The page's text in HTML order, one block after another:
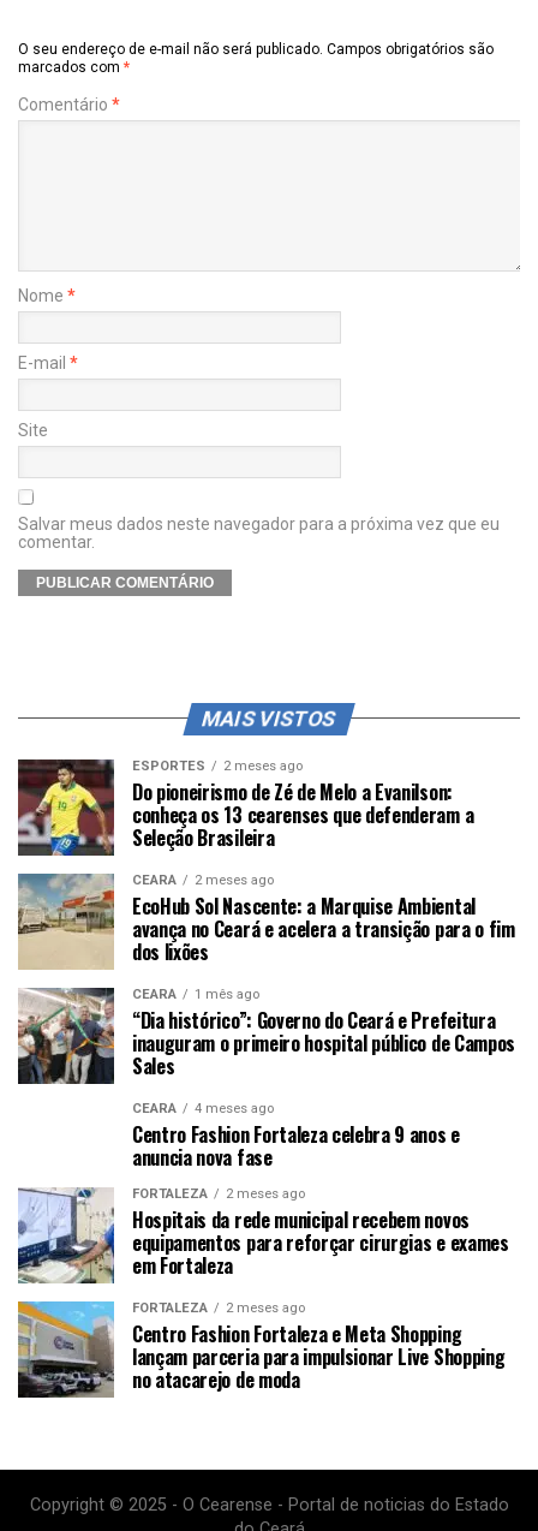
O seu endereço de e-mail não será publicado. Campos obrigatórios são
marcados com *
Comentário *
Nome *
E-mail *
Site
Salvar meus dados neste navegador para a próxima vez que eu
comentar.
MAIS VISTOS
ESPORTES 2 meses ago
Do pioneirismo de Zé de Melo a Evanilson:
conheça os 13 cearenses que defenderam a
Seleção Brasileira
CEARÁ 2 meses ago
EcoHub Sol Nascente: a Marquise Ambiental
avança no Ceará e acelera a transição para o fim
dos lixões
CEARÁ 1 mês ago
“Dia histórico”: Governo do Ceará e Prefeitura
inauguram o primeiro hospital público de Campos
Sales
CEARÁ 4 meses ago
Centro Fashion Fortaleza celebra 9 anos e
anuncia nova fase
FORTALEZA 2 meses ago
Hospitais da rede municipal recebem novos
equipamentos para reforçar cirurgias e exames
em Fortaleza
FORTALEZA 2 meses ago
Centro Fashion Fortaleza e Meta Shopping
lançam parceria para impulsionar Live Shopping
no atacarejo de moda
Copyright © 2025 - O Cearense - Portal de noticias do Estado